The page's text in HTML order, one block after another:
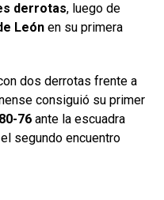
derrotas, luego de
León en su primera
dos derrotas frente a
consiguió su primer
80-76 ante la escuadra
segundo encuentro